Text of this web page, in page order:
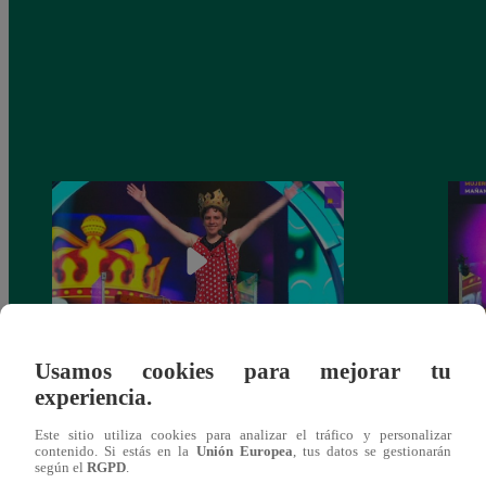
La Bibi’ y ‘el Jhonny’ no consiguieron el
cetro de la semana tras caer ante Germán
Loero
Usamos cookies para mejorar tu
experiencia.
Este sitio utiliza cookies para analizar el tráfico y personalizar
contenido. Si estás en la Unión Europea , tus datos se gestionarán
según el RGPD